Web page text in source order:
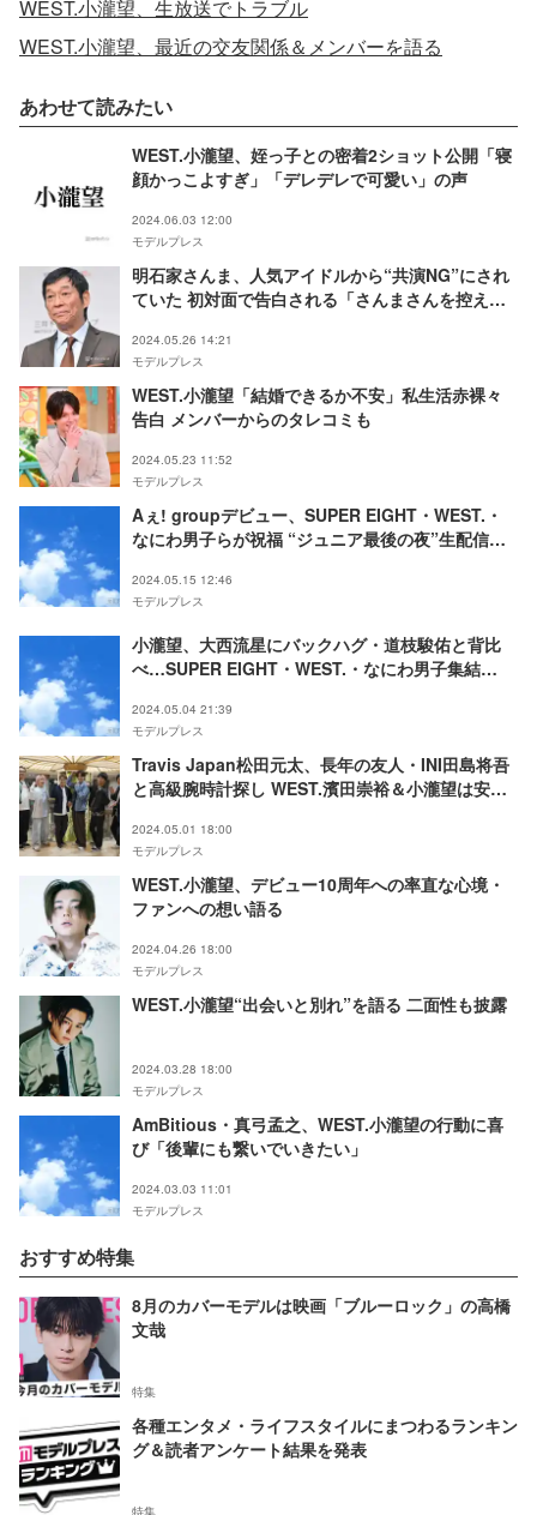
WEST.小瀧望、生放送でトラブル
WEST.小瀧望、最近の交友関係＆メンバーを語る
あわせて読みたい
WEST.小瀧望、姪っ子との密着2ショット公開「寝
顔かっこよすぎ」「デレデレで可愛い」の声
2024.06.03 12:00
モデルプレス
明石家さんま、人気アイドルから“共演NG”にされ
ていた 初対面で告白される「さんまさんを控えて
2024.05.26 14:21
モデルプレス
WEST.小瀧望「結婚できるか不安」私生活赤裸々
告白 メンバーからのタレコミも
2024.05.23 11:52
モデルプレス
Aぇ! groupデビュー、SUPER EIGHT・WEST.・
なにわ男子らが祝福 “ジュニア最後の夜”生配信に
2024.05.15 12:46
モデルプレス
小瀧望、大西流星にバックハグ・道枝駿佑と背比
べ…SUPER EIGHT・WEST.・なにわ男子集結
と見たい」「眼福」
2024.05.04 21:39
モデルプレス
Travis Japan松田元太、長年の友人・INI田島将吾
と高級腕時計探し WEST.濱田崇裕＆小瀧望は安眠
2024.05.01 18:00
モデルプレス
WEST.小瀧望、デビュー10周年への率直な心境・
ファンへの想い語る
2024.04.26 18:00
モデルプレス
WEST.小瀧望“出会いと別れ”を語る 二面性も披露
2024.03.28 18:00
モデルプレス
AmBitious・真弓孟之、WEST.小瀧望の行動に喜
び「後輩にも繋いでいきたい」
2024.03.03 11:01
モデルプレス
おすすめ特集
8月のカバーモデルは映画「ブルーロック」の高橋
文哉
特集
各種エンタメ・ライフスタイルにまつわるランキン
グ＆読者アンケート結果を発表
特集